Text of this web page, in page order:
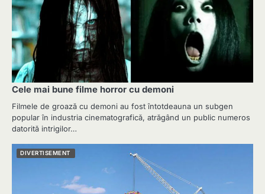
Cele mai bune filme horror cu demoni
Filmele de groază cu demoni au fost întotdeauna un subgen
popular în industria cinematografică, atrăgând un public numeros
datorită intrigilor…
DIVERTISEMENT